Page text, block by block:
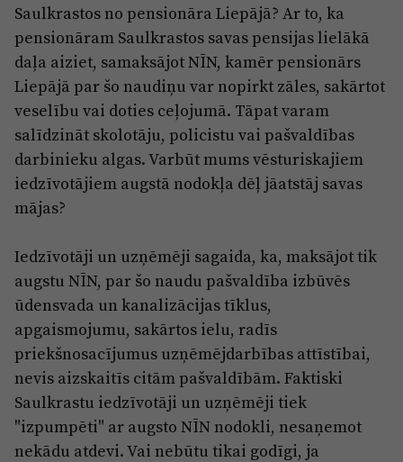
Saulkrastos no pensionāra Liepājā? Ar to, ka
pensionāram Saulkrastos savas pensijas lielākā
daļa aiziet, samaksājot NĪN, kamēr pensionārs
Liepājā par šo naudiņu var nopirkt zāles, sakārtot
veselību vai doties ceļojumā. Tāpat varam
salīdzināt skolotāju, policistu vai pašvaldības
darbinieku algas. Varbūt mums vēsturiskajiem
iedzīvotājiem augstā nodokļa dēļ jāatstāj savas
mājas?
Iedzīvotāji un uzņēmēji sagaida, ka, maksājot tik
augstu NĪN, par šo naudu pašvaldība izbūvēs
ūdensvada un kanalizācijas tīklus,
apgaismojumu, sakārtos ielu, radīs
priekšnosacījumus uzņēmējdarbības attīstībai,
nevis aizskaitīs citām pašvaldībām. Faktiski
Saulkrastu iedzīvotāji un uzņēmēji tiek
"izpumpēti" ar augsto NĪN nodokli, nesaņemot
nekādu atdevi. Vai nebūtu tikai godīgi, ja